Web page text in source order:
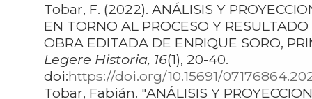
Tobar, F. (2022). ANÁLISIS Y PROYECCIONES
EN TORNO AL PROCESO Y
OBRA EDITADA DE ENRIQUE SORO,
Legere Historia, 16(1), 20-40.
doi:https://doi.org/10.15691/
Tobar, Fabián. "ANÁLISIS Y PROYECCIONES EN TORNO AL